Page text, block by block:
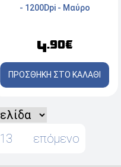
- 1200Dpi - Μαύρο
4.90€
ΠΡΟΣΘΗΚΗ ΣΤΟ ΚΑΛΑΘΙ
13 επόμενο